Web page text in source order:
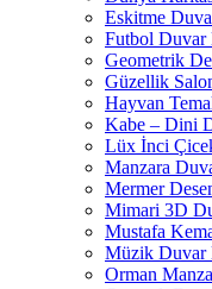
Eskitme
Futbol Duvar
Geometrik
Güzellik
Hayvan
Kabe – Dini
Lüx İnci
Manzara
Mermer
Mimari 3D
Mustafa
Müzik Duvar
Orman